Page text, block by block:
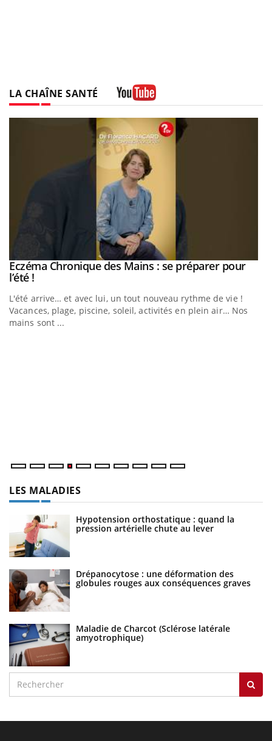
LA CHAÎNE SANTÉ
Youtube
Eczéma Chronique des Mains : se préparer pour
l’été !Youtube
L'été arrive… et avec lui, un tout nouveau rythme de vie !
Vacances, plage, piscine, soleil, activités en plein air… Nos
mains sont ...
LES MALADIES
Hypotension orthostatique : quand la
pression artérielle chute au lever
Drépanocytose : une déformation des
globules rouges aux conséquences graves
Maladie de Charcot (Sclérose latérale
amyotrophique)